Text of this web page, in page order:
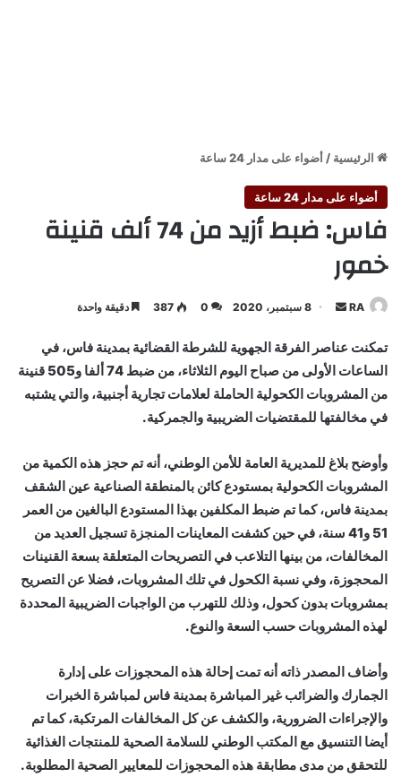
الرئيسية / أضواء على مدار 24 ساعة
أضواء على مدار 24 ساعة
فاس: ضبط أزيد من 74 ألف قنينة
خمور
RA
أرسل
إلكترونيا
8 سبتمبر، 2020 0
387 دقيقة واحدة
تمكنت عناصر الفرقة الجهوية للشرطة القضائية بمدينة فاس، في
الساعات الأولى من صباح اليوم الثلاثاء، من ضبط 74 ألفا و505 قنينة
من المشروبات الكحولية الحاملة لعلامات تجارية أجنبية، والتي يشتبه
في مخالفتها للمقتضيات الضريبية والجمركية.
وأوضح بلاغ للمديرية العامة للأمن الوطني، أنه تم حجز هذه الكمية من
المشروبات الكحولية بمستودع كائن بالمنطقة الصناعية عين الشقف
بمدينة فاس، كما تم ضبط المكلفين بهذا المستودع البالغين من العمر
51 و41 سنة، في حين كشفت المعاينات المنجزة تسجيل العديد من
المخالفات، من بينها التلاعب في التصريحات المتعلقة بسعة القنينات
المحجوزة، وفي نسبة الكحول في تلك المشروبات، فضلا عن التصريح
بمشروبات بدون كحول، وذلك للتهرب من الواجبات الضريبية المحددة
لهذه المشروبات حسب السعة والنوع.
وأضاف المصدر ذاته أنه تمت إحالة هذه المحجوزات على إدارة
الجمارك والضرائب غير المباشرة بمدينة فاس لمباشرة الخبرات
والإجراءات الضرورية، والكشف عن كل المخالفات المرتكبة، كما تم
أيضا التنسيق مع المكتب الوطني للسلامة الصحية للمنتجات الغذائية
للتحقق من مدى مطابقة هذه المحجوزات للمعايير الصحية المطلوبة.